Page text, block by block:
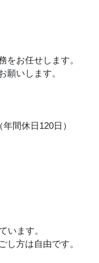
をお任せします。
願いします。
間休日120日）
います。
し方は自由です。